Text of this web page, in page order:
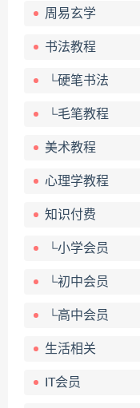
周易玄学
书法教程
└硬笔书法
└毛笔教程
美术教程
心理学教程
知识付费
└小学会员
└初中会员
└高中会员
生活相关
IT会员